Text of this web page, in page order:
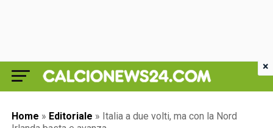
Home » Editoriale » Italia a due volti, ma con la Nord
×